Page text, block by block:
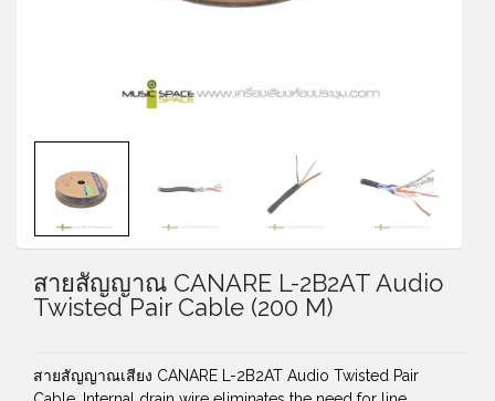
สายสัญญาณ CANARE L-2B2AT Audio
Twisted Pair Cable (200 M)
สายสัญญาณเสียง CANARE L-2B2AT Audio Twisted Pair